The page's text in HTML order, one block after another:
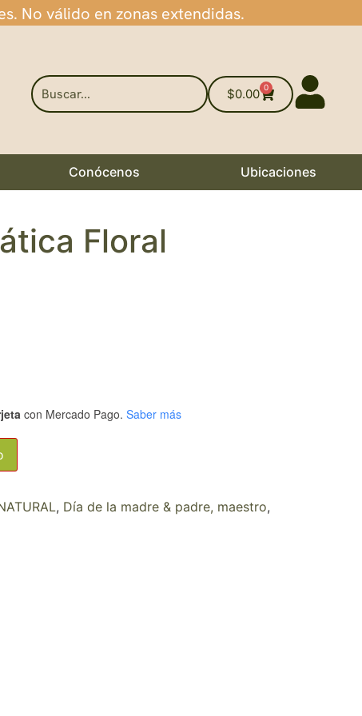
No válido en zonas extendidas.
$0.00 0
Conócenos
Ubicaciones
Floral
con Mercado Pago. Saber más
, Día de la madre & padre, maestro,